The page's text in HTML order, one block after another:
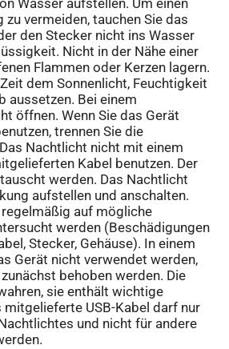
Wasser aufstellen. Um einen
vermeiden, tauchen Sie das
den Stecker nicht ins Wasser
Nicht in der Nähe einer
Flammen oder Kerzen lagern.
dem Sonnenlicht, Feuchtigkeit
aussetzen. Bei einem
öffnen. Wenn Sie das Gerät
trennen Sie die
Nachtlicht nicht mit einem
Kabel benutzen. Der
werden. Das Nachtlicht
aufstellen und anschalten.
auf mögliche
werden (Beschädigungen
Stecker, Gehäuse). In einem
Gerät nicht verwendet werden,
behoben werden. Die
sie enthält wichtige
USB-Kabel darf nur
und nicht für andere